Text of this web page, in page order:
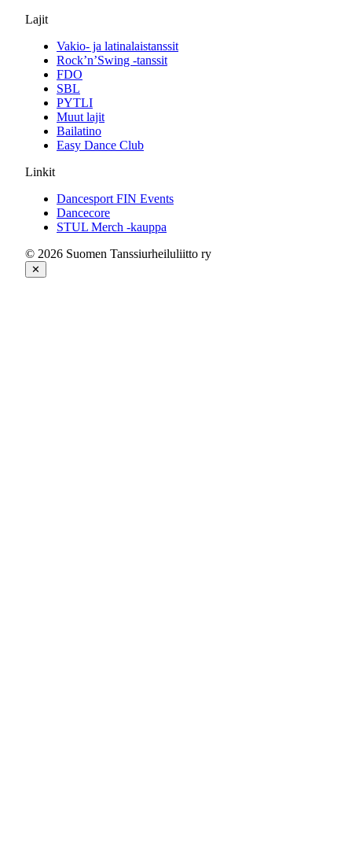
Lajit
Vakio- ja latinalaistanssit
Rock’n’Swing -tanssit
FDO
SBL
PYTLI
Muut lajit
Bailatino
Easy Dance Club
Linkit
Dancesport FIN Events
Dancecore
STUL Merch -kauppa
© 2026 Suomen Tanssiurheiluliitto ry
✕